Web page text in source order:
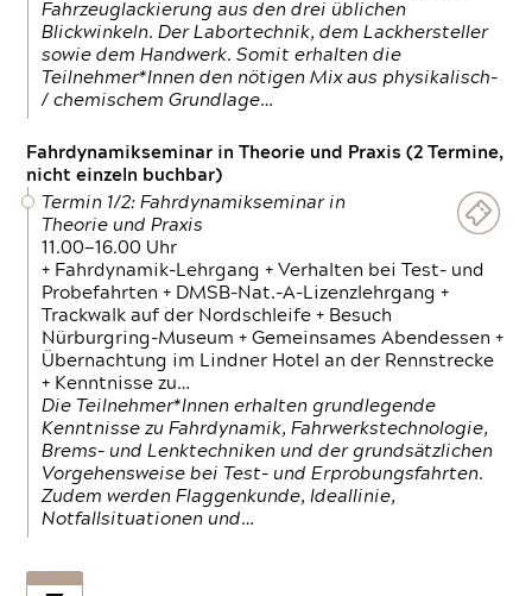
Fahrzeuglackierung aus den drei üblichen
Blickwinkeln. Der Labortechnik, dem Lackhersteller
sowie dem Handwerk. Somit erhalten die
Teilnehmer*Innen den nötigen Mix aus physikalisch-
/ chemischem Grundlage…
Fahrdynamikseminar in Theorie und Praxis (2 Termine,
nicht einzeln buchbar)
Termin 1/2: Fahrdynamikseminar in
Theorie und Praxis
11.00—16.00 Uhr
+ Fahrdynamik-Lehrgang + Verhalten bei Test- und
Probefahrten + DMSB-Nat.-A-Lizenzlehrgang +
Trackwalk auf der Nordschleife + Besuch
Nürburgring-Museum + Gemeinsames Abendessen +
Übernachtung im Lindner Hotel an der Rennstrecke
+ Kenntnisse zu…
Die Teilnehmer*Innen erhalten grundlegende
Kenntnisse zu Fahrdynamik, Fahrwerkstechnologie,
Brems- und Lenktechniken und der grundsätzlichen
Vorgehensweise bei Test- und Erprobungsfahrten.
Zudem werden Flaggenkunde, Ideallinie,
Notfallsituationen und…